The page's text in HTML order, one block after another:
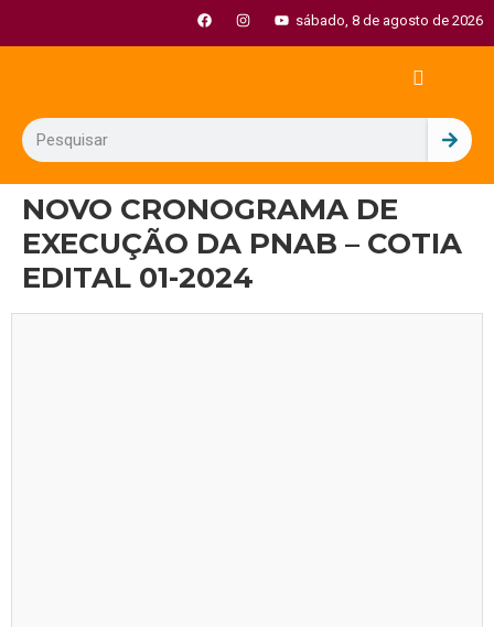
sábado, 8 de agosto de 2026
NOVO CRONOGRAMA DE
EXECUÇÃO DA PNAB – COTIA
EDITAL 01-2024